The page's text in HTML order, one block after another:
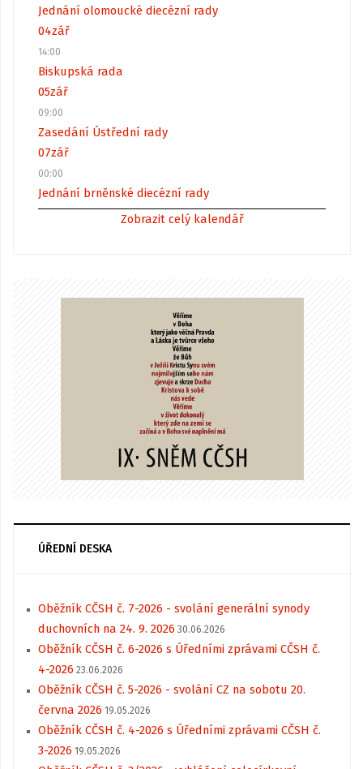
Jednání olomoucké diecézní rady
04zář
14:00
Biskupská rada
05zář
09:00
Zasedání Ústřední rady
07zář
00:00
Jednání brněnské diecézní rady
Zobrazit celý kalendář
ÚŘEDNÍ DESKA
Oběžník CČSH č. 7-2026 - svolání generální synody
duchovních na 24. 9. 2026 30.06.2026
Oběžník CČSH č. 6-2026 s Úředními zprávami CČSH č.
4-2026 23.06.2026
Oběžník CČSH č. 5-2026 - svolání CZ na sobotu 20.
června 2026 19.05.2026
Oběžník CČSH č. 4-2026 s Úředními zprávami CČSH č.
3-2026 19.05.2026